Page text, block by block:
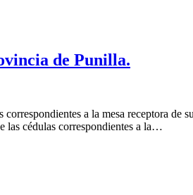
de Punilla.
a la mesa receptora de
las cédulas correspondientes a la…